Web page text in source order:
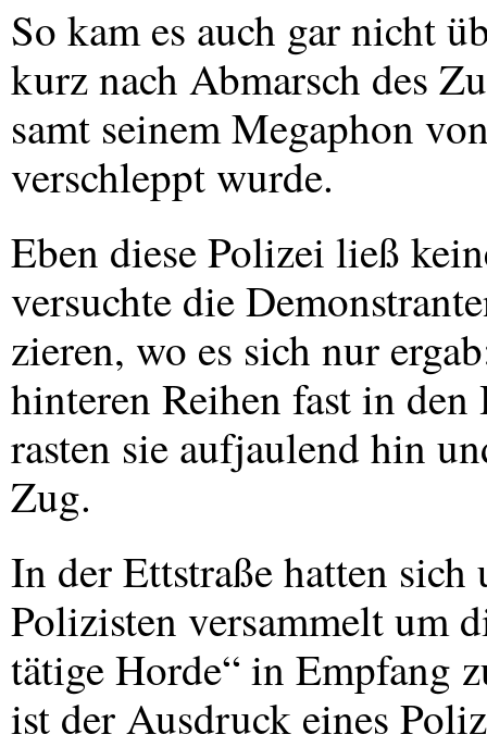
So kam es auch gar nicht
kurz nach Abmarsch des
samt seinem Megaphon
verschleppt wurde.
Eben diese Polizei ließ
versuchte die
zieren, wo es sich nur
hinteren Reihen fast in
rasten sie aufjaulend hin
Zug.
In der Ettstraße hatten sich
Polizisten versammelt um
tätige Horde“ in Empfang
ist der Ausdruck eines